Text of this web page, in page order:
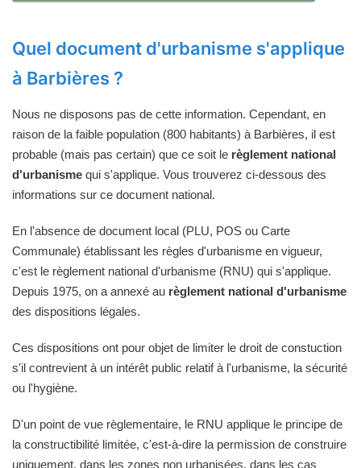
Quel document d'urbanisme s'applique
à Barbières ?
Nous ne disposons pas de cette information. Cependant, en
raison de la faible population (800 habitants) à Barbières, il est
probable (mais pas certain) que ce soit le règlement national
d'urbanisme qui s'applique. Vous trouverez ci-dessous des
informations sur ce document national.
En l'absence de document local (PLU, POS ou Carte
Communale) établissant les règles d'urbanisme en vigueur,
c'est le règlement national d'urbanisme (RNU) qui s'applique.
Depuis 1975, on a annexé au règlement national d'urbanisme
des dispositions légales.
Ces dispositions ont pour objet de limiter le droit de constuction
s'il contrevient à un intérêt public relatif à l'urbanisme, la sécurité
ou l'hygiène.
D'un point de vue règlementaire, le RNU applique le principe de
la constructibilité limitée, c'est-à-dire la permission de construire
uniquement, dans les zones non urbanisées, dans les cas